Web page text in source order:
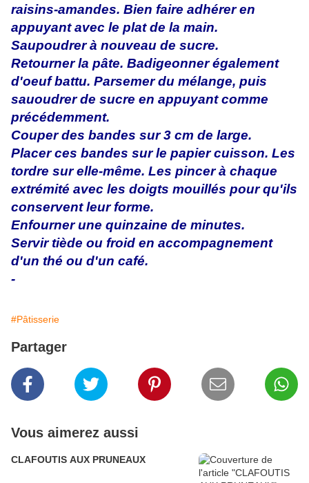
raisins-amandes. Bien faire adhérer en
appuyant avec le plat de la main.
Saupoudrer à nouveau de sucre.
Retourner la pâte. Badigeonner également
d'oeuf battu. Parsemer du mélange, puis
sauoudrer de sucre en appuyant comme
précédemment.
Couper des bandes sur 3 cm de large.
Placer ces bandes sur le papier cuisson. Les
tordre sur elle-même. Les pincer à chaque
extrémité avec les doigts mouillés pour qu'ils
conservent leur forme.
Enfourner une quinzaine de minutes.
Servir tiède ou froid en accompagnement
d'un thé ou d'un café.
-
#Pâtisserie
Partager
Vous aimerez aussi
CLAFOUTIS AUX PRUNEAUX